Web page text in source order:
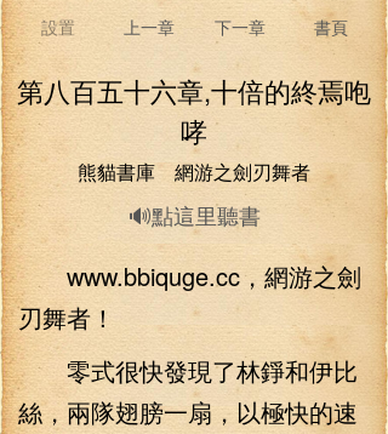
設置 上一章 下一章 書頁
第八百五十六章,十倍的終焉咆
哮
熊貓書庫 網游之劍刃舞者
🔊點這里聽書
www.bbiquge.cc，網游之劍
刃舞者！
零式很快發現了林錚和伊比
絲，兩隊翅膀一扇，以極快的速